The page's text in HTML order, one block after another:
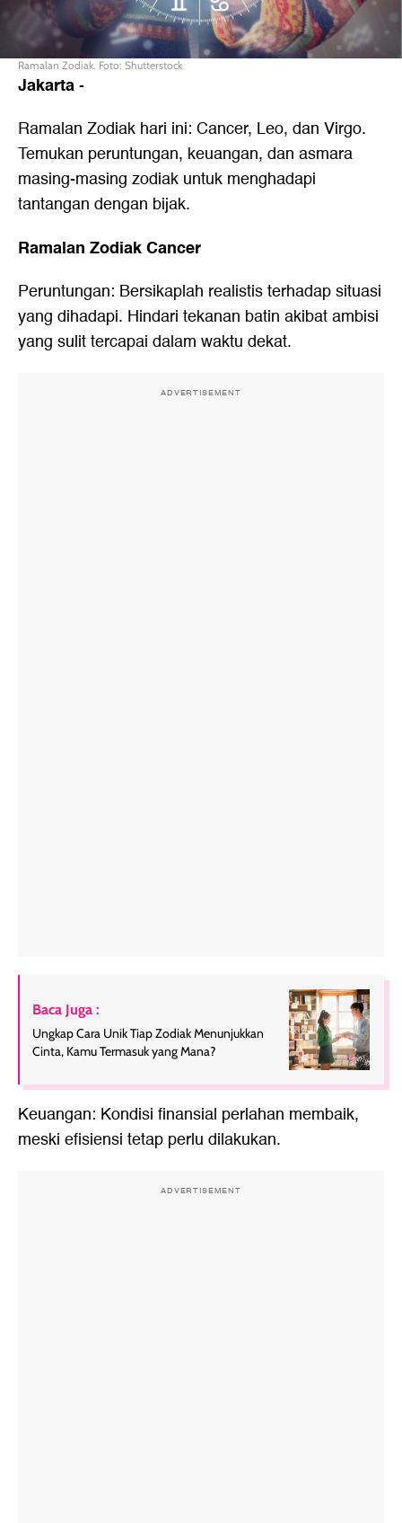
Ramalan Zodiak. Foto: Shutterstock
Jakarta-
Ramalan Zodiak hari ini: Cancer, Leo, dan Virgo.
Temukan peruntungan, keuangan, dan asmara
masing-masing zodiak untuk menghadapi
tantangan dengan bijak.
Ramalan Zodiak Cancer
Peruntungan: Bersikaplah realistis terhadap situasi
yang dihadapi. Hindari tekanan batin akibat ambisi
yang sulit tercapai dalam waktu dekat.
ADVERTISEMENT
Baca Juga :
Ungkap Cara Unik Tiap Zodiak Menunjukkan
Cinta, Kamu Termasuk yang Mana?
Keuangan: Kondisi finansial perlahan membaik,
meski efisiensi tetap perlu dilakukan.
ADVERTISEMENT